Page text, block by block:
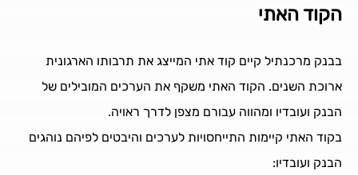
הקוד האתי
בבנק מרכנתיל קיים קוד אתי המייצג את תרבותו הארגונית
ארוכת השנים. הקוד האתי משקף את הערכים המובילים של
הבנק ועובדיו ומהווה עבורם מצפן לדרך ראויה.
בקוד האתי קיימות התייחסויות לערכים והיבטים לפיהם נוהגים
הבנק ועובדיו: